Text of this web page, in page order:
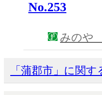
No.253
みのや
「蒲郡市」に関